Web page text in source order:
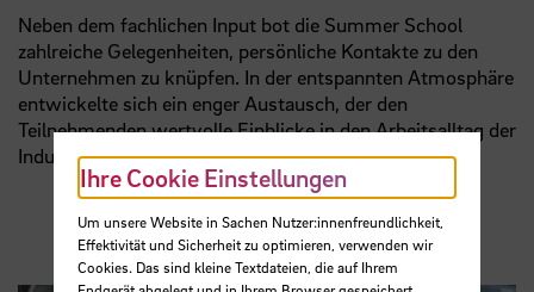
Neben dem fachlichen Input bot die Summer School
zahlreiche Gelegenheiten, persönliche Kontakte zu den
Unternehmen zu knüpfen. In der entspannten Atmosphäre
entwickelte sich ein enger Austausch, der den
Teilnehmenden wertvolle Einblicke in den Arbeitsalltag der
Industrie gewährte.
Ihre Cookie Einstellungen
Um unsere Website in Sachen Nutzer:innenfreundlichkeit,
Effektivität und Sicherheit zu optimieren, verwenden wir
Cookies. Das sind kleine Textdateien, die auf Ihrem